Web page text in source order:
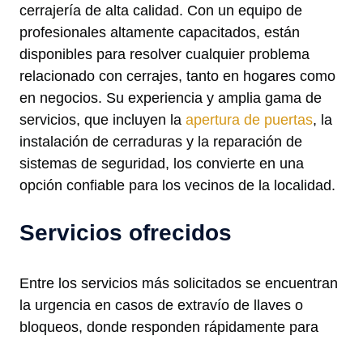
cerrajería de alta calidad. Con un equipo de
profesionales altamente capacitados, están
disponibles para resolver cualquier problema
relacionado con cerrajes, tanto en hogares como
en negocios. Su experiencia y amplia gama de
servicios, que incluyen la apertura de puertas, la
instalación de cerraduras y la reparación de
sistemas de seguridad, los convierte en una
opción confiable para los vecinos de la localidad.
Servicios ofrecidos
Entre los servicios más solicitados se encuentran
la urgencia en casos de extravío de llaves o
bloqueos, donde responden rápidamente para